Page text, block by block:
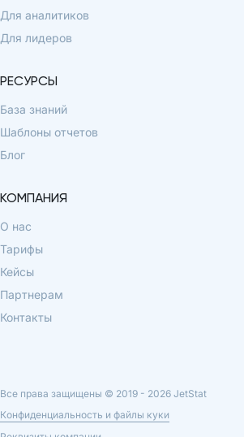
Для аналитиков
Для лидеров
РЕСУРСЫ
База знаний
Шаблоны отчетов
Блог
КОМПАНИЯ
О нас
Тарифы
Кейсы
Партнерам
Контакты
Все права защищены © 2019 - 2026 JetStat
Конфиденциальность и файлы куки